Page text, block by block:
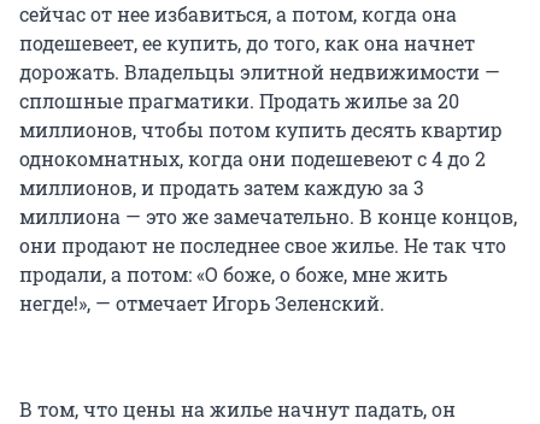
сейчас от нее избавиться, а потом, когда она
подешевеет, ее купить, до того, как она начнет
дорожать. Владельцы элитной недвижимости —
сплошные прагматики. Продать жилье за 20
миллионов, чтобы потом купить десять квартир
однокомнатных, когда они подешевеют с 4 до 2
миллионов, и продать затем каждую за 3
миллиона — это же замечательно. В конце концов,
они продают не последнее свое жилье. Не так что
продали, а потом: «О боже, о боже, мне жить
негде!», — отмечает Игорь Зеленский.
В том, что цены на жилье начнут падать, он